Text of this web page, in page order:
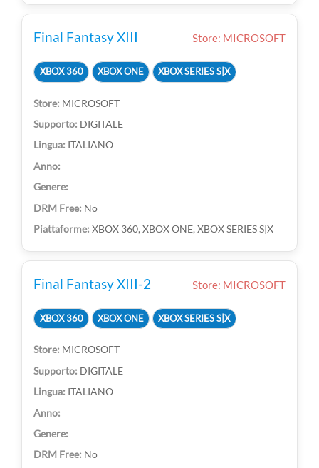
Final Fantasy XIII Store: MICROSOFT
XBOX 360 XBOX ONE XBOX SERIES S|X
MICROSOFT
DIGITALE
ITALIANO
No
XBOX 360, XBOX ONE, XBOX SERIES S|X
Final Fantasy XIII-2 Store: MICROSOFT
XBOX 360 XBOX ONE XBOX SERIES S|X
MICROSOFT
DIGITALE
ITALIANO
No